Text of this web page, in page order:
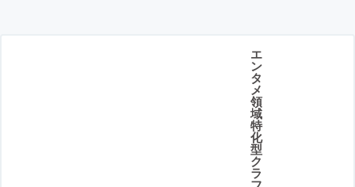
エ
ン
タ
メ
領
域
特
化
型
ク
ラ